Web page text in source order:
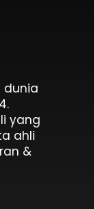
dunia
yang
ahli
&